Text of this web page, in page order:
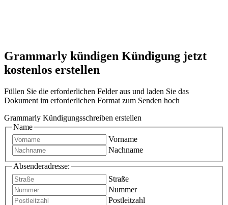
Grammarly kündigen Kündigung jetzt
kostenlos erstellen
Füllen Sie die erforderlichen Felder aus und laden Sie das
Dokument im erforderlichen Format zum Senden hoch
Grammarly Kündigungsschreiben erstellen
Name
Vorname
Nachname
Absenderadresse:
Straße
Nummer
Postleitzahl